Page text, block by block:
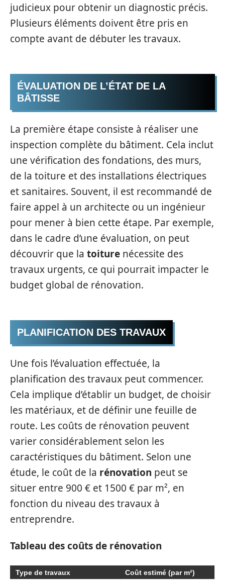
judicieux pour obtenir un diagnostic précis.
Plusieurs éléments doivent être pris en
compte avant de débuter les travaux.
ÉVALUATION DE L’ÉTAT DE LA
BÂTISSE
La première étape consiste à réaliser une
inspection complète du bâtiment. Cela inclut
une vérification des fondations, des murs,
de la toiture et des installations électriques
et sanitaires. Souvent, il est recommandé de
faire appel à un architecte ou un ingénieur
pour mener à bien cette étape. Par exemple,
dans le cadre d’une évaluation, on peut
découvrir que la toiture nécessite des
travaux urgents, ce qui pourrait impacter le
budget global de rénovation.
PLANIFICATION DES TRAVAUX
Une fois l’évaluation effectuée, la
planification des travaux peut commencer.
Cela implique d’établir un budget, de choisir
les matériaux, et de définir une feuille de
route. Les coûts de rénovation peuvent
varier considérablement selon les
caractéristiques du bâtiment. Selon une
étude, le coût de la rénovation peut se
situer entre 900 € et 1500 € par m², en
fonction du niveau des travaux à
entreprendre.
Tableau des coûts de rénovation
Type de travaux Coût estimé (par m²)